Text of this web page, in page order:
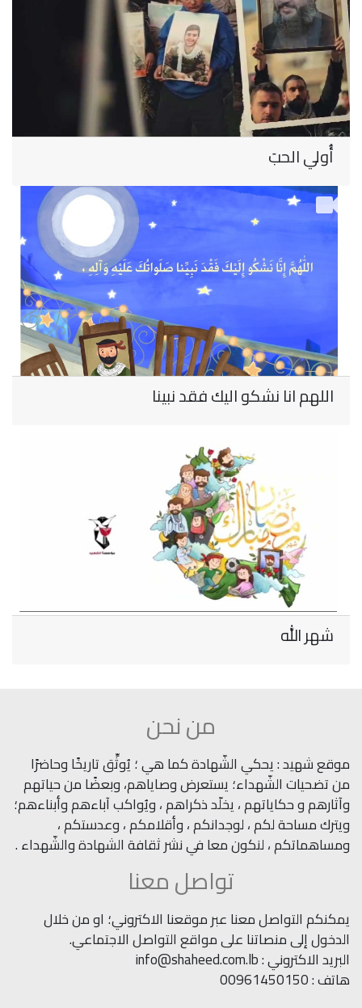
أُولي الحبَ
اللهم انا نشكو اليك فقد نبينا
شهر الله
من نحن
موقع شهيد : يحكي الشّهادة كما هي ؛ يُوثِّق تاريخًا وحاضرًا
من تضحيات الشّهداء؛ يستعرض وصاياهم، وبعضًا من حياتهم
وآثارهم و حكاياتهم ، يخلّد ذكراهم ، ويُواكب آباءهم وأبناءهم؛
ويترك مساحة لكم ، لوجدانكم ، وأقلامكم ، وعدستكم ،
ومساهماتكم ، لنكون معا في نشر ثقافة الشهادة والشّهداء .
تواصل معنا
يمكنكم التواصل معنا عبر موقعنا الاكتروني؛ او من خلال
الدخول إلى منصاتنا على مواقع التواصل الاجتماعي.
البريد الاكتروني : info@shaheed.com.lb
هاتف : 00961450150